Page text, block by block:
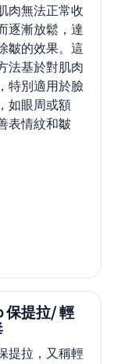
肉無法正常收
逐漸放鬆，達
皺的效果。這
法基於對肌肉
特別適用於臉
如眼周或額
表情紋和皺
保提拉/ 輕
提拉，又稱輕